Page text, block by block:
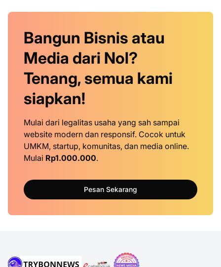
Bangun Bisnis atau
Media dari Nol?
Tenang, semua kami
siapkan!
Mulai dari legalitas usaha yang sah sampai
website modern dan responsif. Cocok untuk
UMKM, startup, komunitas, dan media online.
Mulai Rp1.000.000.
Pesan Sekarang